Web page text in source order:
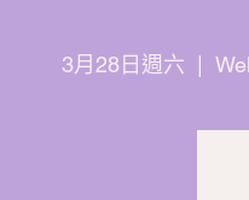
3月28日週六
  |